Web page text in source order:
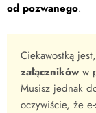
od pozwanego.
Ciekawostką
załącznikóww
Musisz jednak
oczywiście, że